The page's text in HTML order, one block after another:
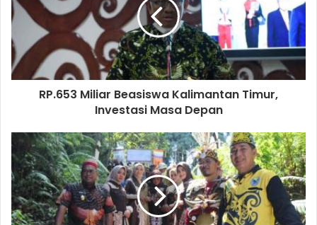
RP.653 Miliar Beasiswa Kalimantan Timur,
Investasi Masa Depan